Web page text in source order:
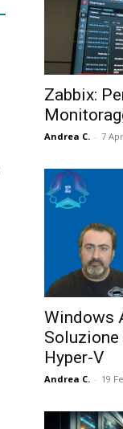
Zabbix:
Andrea C. - 7
Windows
Soluzione
Hyper-V
Andrea C. - 19